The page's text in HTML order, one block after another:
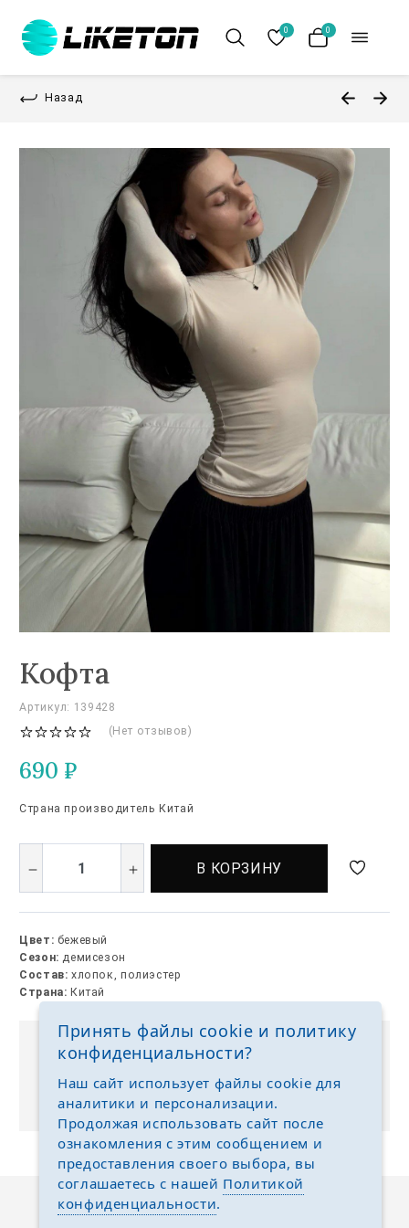
0 0
Назад
Кофта
Артикул: 139428
(Нет отзывов)
690 ₽
Страна производитель Китай
В КОРЗИНУ
Цвет: бежевый
Сезон: демисезон
Состав: хлопок, полиэстер
Страна: Китай
Выкуп без размерных рядов
Отгружаем любые размеры одежды и обуви на
Описание Отзывы
Принять файлы cookie и политику
конфиденциальности?
Наш сайт использует файлы cookie для
аналитики и персонализации.
Продолжая использовать сайт после
ознакомления с этим сообщением и
предоставления своего выбора, вы
соглашаетесь с нашей Политикой
конфиденциальности.